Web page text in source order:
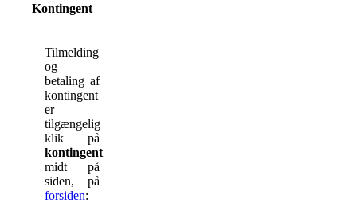
Kontingent
Tilmelding
og
betaling af
kontingent
er
tilgængelig
klik på
kontingent
midt på
siden, på
forsiden: